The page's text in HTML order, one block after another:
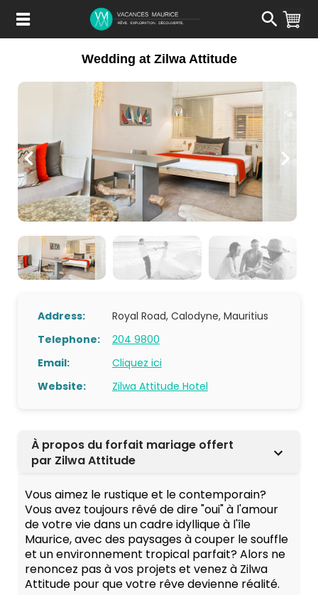
Contenu
Wedding at Zilwa Attitude
Address:
Royal Road, Calodyne, Mauritius
Telephone:
204 9800
Email:
Cliquez ici
Website:
Zilwa Attitude Hotel
À propos du forfait mariage offert
par Zilwa Attitude
Vous aimez le rustique et le contemporain?
Vous avez toujours rêvé de dire "oui" à l'amour
de votre vie dans un cadre idyllique à l'île
Maurice, avec des paysages à couper le souffle
et un environnement tropical parfait? Alors ne
renoncez pas à vos projets et venez à Zilwa
Attitude pour que votre rêve devienne réalité.